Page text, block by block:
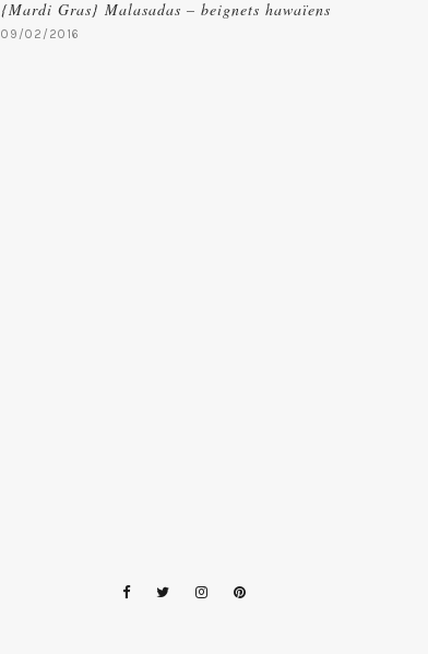
{Mardi Gras} Malasadas – beignets hawaïens
09/02/2016